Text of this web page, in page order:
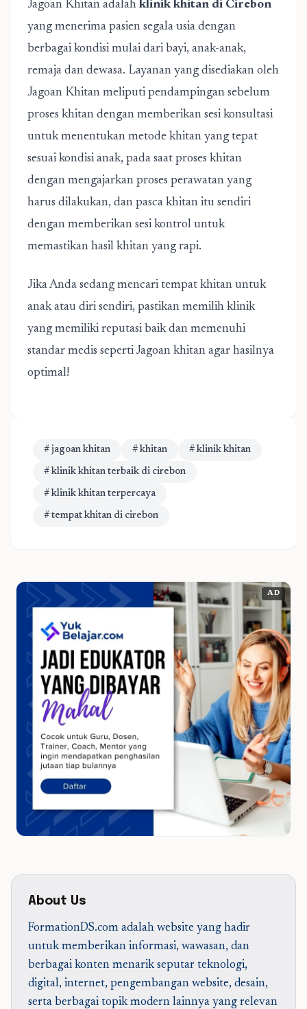
Jagoan Khitan adalah klinik khitan di Cirebon
yang menerima pasien segala usia dengan
berbagai kondisi mulai dari bayi, anak-anak,
remaja dan dewasa. Layanan yang disediakan oleh
Jagoan Khitan meliputi pendampingan sebelum
proses khitan dengan memberikan sesi konsultasi
untuk menentukan metode khitan yang tepat
sesuai kondisi anak, pada saat proses khitan
dengan mengajarkan proses perawatan yang
harus dilakukan, dan pasca khitan itu sendiri
dengan memberikan sesi kontrol untuk
memastikan hasil khitan yang rapi.
Jika Anda sedang mencari tempat khitan untuk
anak atau diri sendiri, pastikan memilih klinik
yang memiliki reputasi baik dan memenuhi
standar medis seperti Jagoan khitan agar hasilnya
optimal!
# jagoan khitan # khitan # klinik khitan
# klinik khitan terbaik di cirebon
# klinik khitan terpercaya
# tempat khitan di cirebon
AD
About Us
FormationDS.com adalah website yang hadir
untuk memberikan informasi, wawasan, dan
berbagai konten menarik seputar teknologi,
digital, internet, pengembangan website, desain,
serta berbagai topik modern lainnya yang relevan